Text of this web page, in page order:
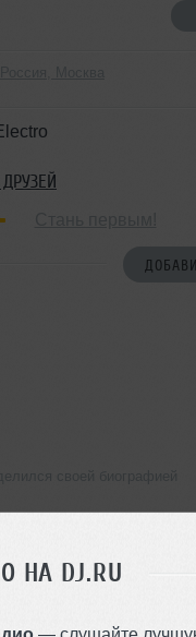
НА DJ.RU
— слушайте
ДРУЗЕЙ